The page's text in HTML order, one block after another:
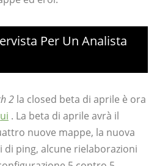
Per Un Analista
2 la closed beta di aprile è ora
. La beta di aprile avrà il
nuove mappe, la nuova
di ping, alcune rielaborazioni